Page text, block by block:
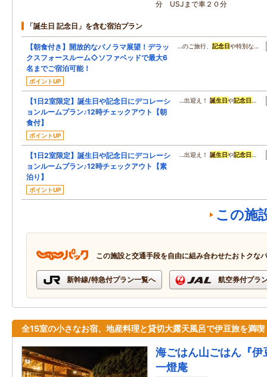
分 USJまで車２０分
「誕生日 記念日」を含む宿泊プラン
【朝食付き】開放的なパノラマ展望！デラッ
クスフォースルーム◇ソファベッドで最大6
名までご宿泊可能！
ポイントUP
…のご旅行、 記念日や特別な…
【1日2室限定】誕生日や記念日にデコレーシ
ョンルームプラン♪12時チェックアウト【朝
食付】
ポイントUP
…出迎え！誕生日や記念日 …
【1日2室限定】誕生日や記念日にデコレーシ
ョンルームプラン♪12時チェックアウト【素
泊り】
ポイントUP
…出迎え！誕生日や記念日 …
この施
この施設と交通手段を自由に組み合わせたおトクな
新幹線/特急付プラン一覧へ 航空券付プラ
全15室の小さなお宿、地産料理と貸切大露天風呂で伊豆旅を満喫
海ごはん山ごはん『
一燈庵